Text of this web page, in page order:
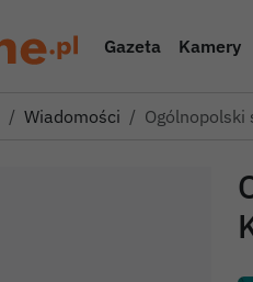
Gazeta Kamery
Wiadomości Ogólnopolski